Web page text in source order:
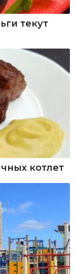
текут
котлет